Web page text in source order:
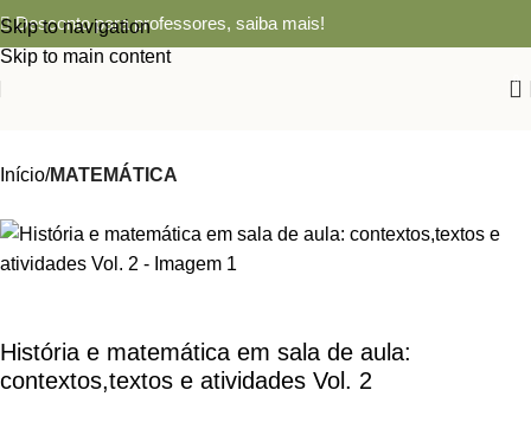
Skip to navigation
Skip to main content
Desconto para professores, saiba mais!
0
Início MATEMÁTICA
História e matemática em sala de aula:
contextos,textos e atividades Vol. 2